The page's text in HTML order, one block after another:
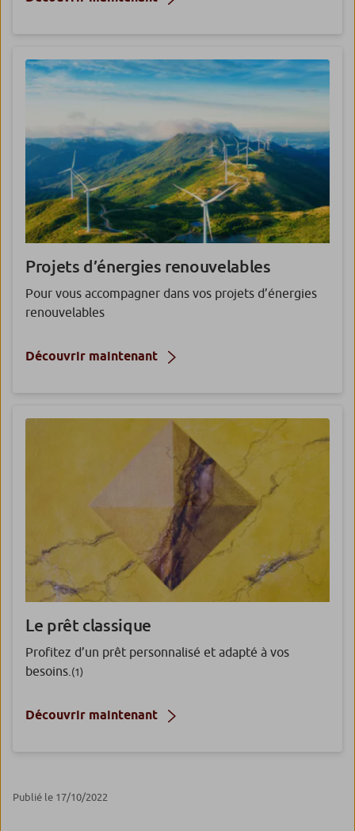
Projets d’énergies renouvelables
Pour vous accompagner dans vos projets d’énergies
renouvelables
Découvrir maintenant
Le prêt classique
Profitez d’un prêt personnalisé et adapté à vos
besoins. (1)
Découvrir maintenant
Publié le 17/10/2022